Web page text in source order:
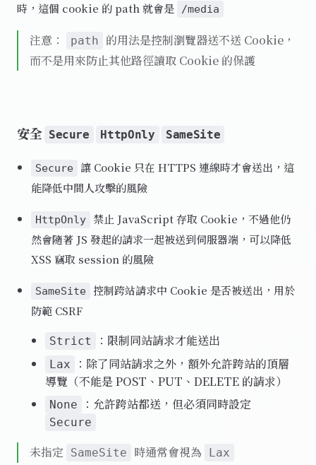
時，這個 cookie 的 path 就會是
/media
注意： path
的用法是控制瀏覽器送不送 Cookie，
而不是用來防止其他路徑讀取 Cookie 的保護
安全 Secure HttpOnly SameSite
Secure 讓 Cookie 只在 HTTPS 連線時才會送出，這
能降低中間人攻擊的風險
HttpOnly
禁止 JavaScript 存取 Cookie，不過他仍
然會隨著 JS 發起的請求一起被送到伺服器端，可以降低
XSS 竊取 session 的風險
SameSite
控制跨站請求中 Cookie 是否被送出，用於
防範 CSRF
Strict ：限制同站請求才能送出
Lax
：除了同站請求之外，額外允許跨站的頂層
導覽（不能是 POST、PUT、DELETE 的請求）
None ：允許跨站都送，但必須同時設定
Secure
未指定 SameSite 時通常會視為 Lax